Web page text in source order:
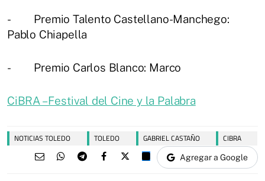
- Premio Talento Castellano-Manchego:
Pablo Chiapella
- Premio Carlos Blanco: Marco
CiBRA – Festival del Cine y la Palabra
NOTICIAS TOLEDO TOLEDO GABRIEL CASTAÑO CIBRA
Agregar a Google